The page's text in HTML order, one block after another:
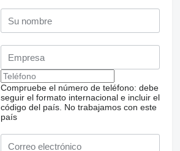
Compruebe el número de teléfono: debe
seguir el formato internacional e incluir el
código del país. No trabajamos con este
país